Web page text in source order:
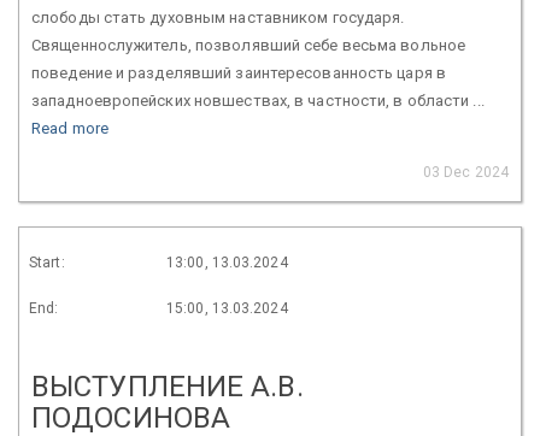
слободы стать духовным наставником государя.
Священнослужитель, позволявший себе весьма вольное
поведение и разделявший заинтересованность царя в
западноевропейских новшествах, в частности, в области ...
Read more
03 Dec 2024
Start: 13:00, 13.03.2024
End: 15:00, 13.03.2024
ВЫСТУПЛЕНИЕ А.В.
ПОДОСИНОВА